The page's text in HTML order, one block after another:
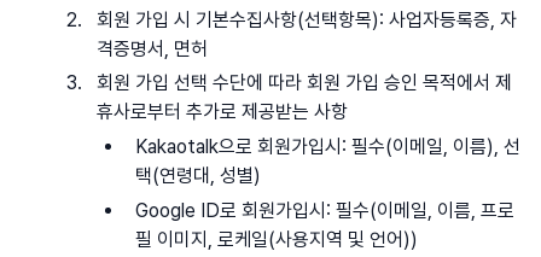
회원 가입 시 기본수집사항(선택항목): 사업자등록증, 자
격증명서, 면허
회원 가입 선택 수단에 따라 회원 가입 승인 목적에서 제
휴사로부터 추가로 제공받는 사항
Kakaotalk으로 회원가입시: 필수(이메일, 이름), 선
택(연령대, 성별)
Google ID로 회원가입시: 필수(이메일, 이름, 프로
필 이미지, 로케일(사용지역 및 언어))